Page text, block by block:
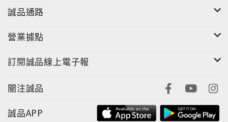
誠品通路
營業據點
訂閱誠品線上電子報
關注誠品
誠品APP